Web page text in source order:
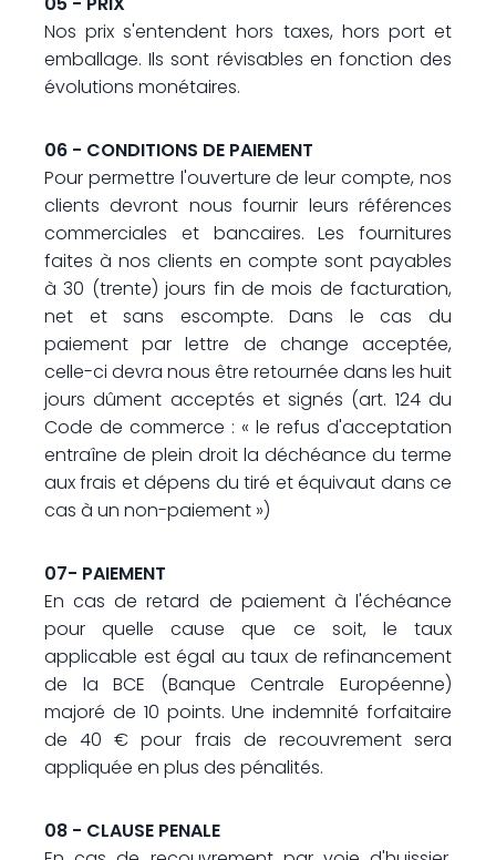
Nos prix s'entendent hors taxes, hors port et
emballage. Ils sont révisables en fonction des
évolutions monétaires.
06 - CONDITIONS DE PAIEMENT
Pour permettre l'ouverture de leur compte, nos
clients devront nous fournir leurs références
commerciales et bancaires. Les fournitures
faites à nos clients en compte sont payables
à 30 (trente) jours fin de mois de facturation,
net et sans escompte. Dans le cas du
paiement par lettre de change acceptée,
celle-ci devra nous être retournée dans les huit
jours dûment acceptés et signés (art. 124 du
Code de commerce : « le refus d'acceptation
entraîne de plein droit la déchéance du terme
aux frais et dépens du tiré et équivaut dans ce
cas à un non-paiement »)
07- PAIEMENT
En cas de retard de paiement à l'échéance
pour quelle cause que ce soit, le taux
applicable est égal au taux de refinancement
de la BCE (Banque Centrale Européenne)
majoré de 10 points. Une indemnité forfaitaire
de 40 € pour frais de recouvrement sera
appliquée en plus des pénalités.
08 - CLAUSE PENALE